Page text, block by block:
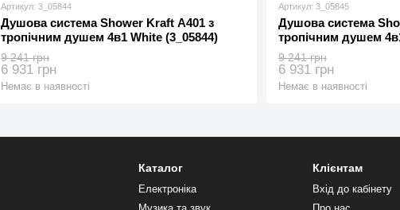
Артикул: 3_05844
Душова система Shower Kraft А401 з
тропічним душем 4в1 White (3_05844)
9 241 грн
6 931 грн
Немає в наявності
Артикул: 3_05845
Душова система
тропічним душем
9 241 грн
6 931 грн
Немає в наявності
Каталог
Електроніка
Клієнтам
Вхід до кабінету